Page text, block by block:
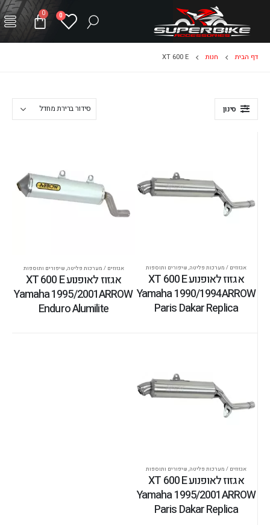
0
0
דף הבית חנות XT 600 E
סינון
אגזוזים / מערכות פליטה, שיפורים ותוספות
אגזוז לאופנוע XT 600 E
Yamaha 1990/1994ARROW
Paris Dakar Replica
אגזוזים / מערכות פליטה, שיפורים ותוספות
אגזוז לאופנוע XT 600 E
Yamaha 1995/2001ARROW
Enduro Alumilite
אגזוזים / מערכות פליטה, שיפורים ותוספות
אגזוז לאופנוע XT 600 E
Yamaha 1995/2001ARROW
Paris Dakar Replica